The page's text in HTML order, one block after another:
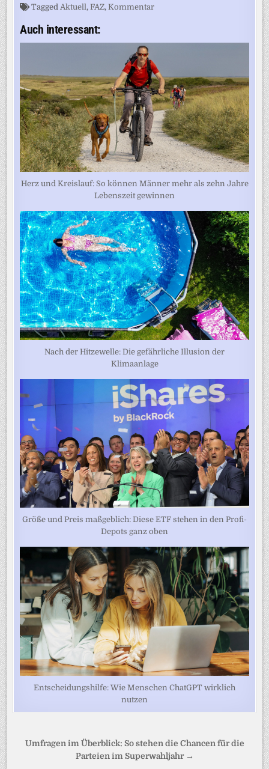
TaggedAktuell,FAZ,Kommentar
Auch interessant:
Herz und Kreislauf: So können Männer mehr als zehn Jahre
Lebenszeit gewinnen
Nach der Hitzewelle: Die gefährliche Illusion der
Klimaanlage
Größe und Preis maßgeblich: Diese ETF stehen in den Profi-
Depots ganz oben
Entscheidungshilfe: Wie Menschen ChatGPT wirklich
nutzen
Beitragsnavigation
Umfragen im Überblick: So stehen die Chancen für die
Parteien im Superwahljahr →